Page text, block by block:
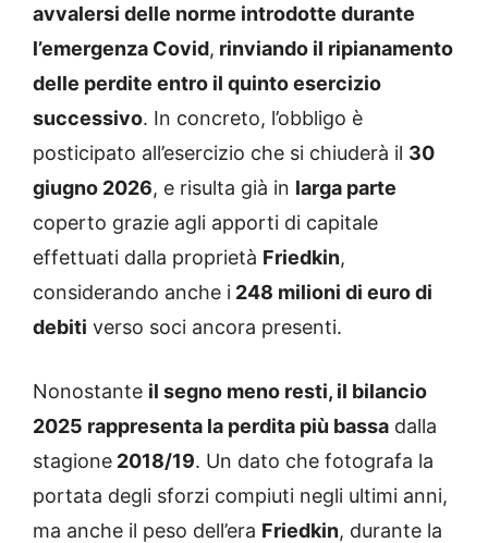
avvalersi delle norme introdotte durante
l’emergenza Covid, rinviando il ripianamento
delle perdite entro il quinto esercizio
successivo. In concreto, l’obbligo è
posticipato all’esercizio che si chiuderà il 30
giugno 2026, e risulta già in larga parte
coperto grazie agli apporti di capitale
effettuati dalla proprietà Friedkin,
considerando anche i 248 milioni di euro di
debiti verso soci ancora presenti.
Nonostante il segno meno resti, il bilancio
2025 rappresenta la perdita più bassa dalla
stagione 2018/19. Un dato che fotografa la
portata degli sforzi compiuti negli ultimi anni,
ma anche il peso dell’era Friedkin, durante la